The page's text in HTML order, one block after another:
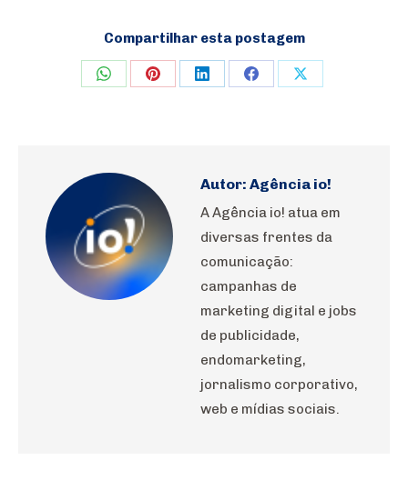
Compartilhar esta postagem
Share Share Share Share Share
Autor: Agência io!
A Agência io! atua em
diversas frentes da
comunicação:
campanhas de
marketing digital e jobs
de publicidade,
endomarketing,
jornalismo corporativo,
web e mídias sociais.